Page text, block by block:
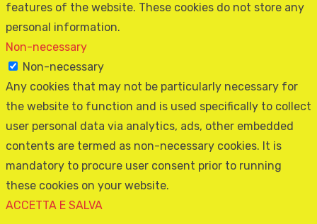
features of the website. These cookies do not store any
personal information.
Non-necessary
Non-necessary
Any cookies that may not be particularly necessary for
the website to function and is used specifically to collect
user personal data via analytics, ads, other embedded
contents are termed as non-necessary cookies. It is
mandatory to procure user consent prior to running
these cookies on your website.
ACCETTA E SALVA